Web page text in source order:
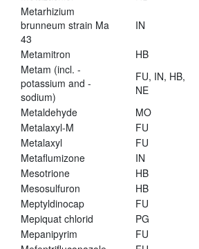
Metarhizium
brunneum strain Ma
43
IN
Metamitron HB
Metam (incl. -
potassium and -
sodium)
FU, IN, HB,
NE
Metaldehyde MO
Metalaxyl-M
FU
Metalaxyl
FU
Metaflumizone
IN
Mesotrione
HB
Mesosulfuron
HB
Meptyldinocap
FU
Mepiquat chlorid
PG
Mepanipyrim
FU